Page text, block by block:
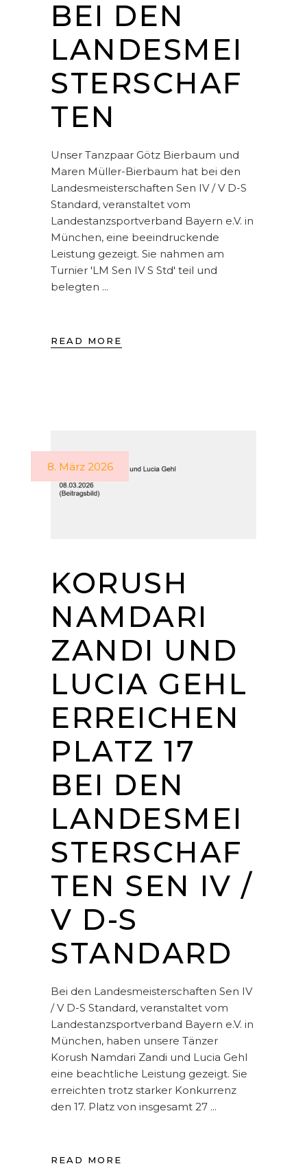
BEI DEN
LANDESMEI
STERSCHAF
TEN
Unser Tanzpaar Götz Bierbaum und
Maren Müller-Bierbaum hat bei den
Landesmeisterschaften Sen IV / V D-S
Standard, veranstaltet vom
Landestanzsportverband Bayern e.V. in
München, eine beeindruckende
Leistung gezeigt. Sie nahmen am
Turnier 'LM Sen IV S Std' teil und
belegten
READ MORE
8. März 2026
KORUSH
NAMDARI
ZANDI UND
LUCIA GEHL
ERREICHEN
PLATZ 17
BEI DEN
LANDESMEI
STERSCHAF
TEN SEN IV /
V D-S
STANDARD
Bei den Landesmeisterschaften Sen IV
/ V D-S Standard, veranstaltet vom
Landestanzsportverband Bayern e.V. in
München, haben unsere Tänzer
Korush Namdari Zandi und Lucia Gehl
eine beachtliche Leistung gezeigt. Sie
erreichten trotz starker Konkurrenz
den 17. Platz von insgesamt 27
READ MORE